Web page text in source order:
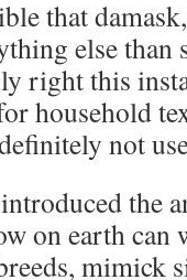
that
else
right this
household
not
the
on earth can
mimick